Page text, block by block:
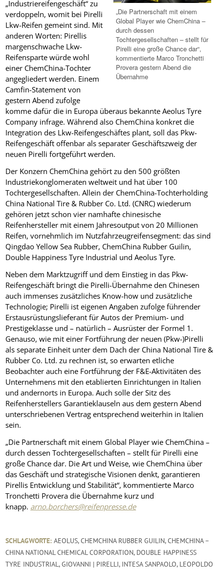
„Die Partnerschaft mit einem
Global Player wie ChemChina –
durch dessen
Tochtergesellschaften – stellt für
Pirelli eine große Chance dar“,
kommentierte Marco Tronchetti
Provera gestern Abend die
Übernahme
„Industriereifengeschäft“ zu
verdoppeln, womit bei Pirelli
Lkw-Reifen gemeint sind. Mit
anderen Worten: Pirellis
margenschwache Lkw-
Reifensparte würde wohl
einer ChemChina-Tochter
angegliedert werden. Einem
Camfin-Statement von
gestern Abend zufolge
komme dafür die in Europa überaus bekannte Aeolus Tyre
Company infrage. Während also ChemChina konkret die
Integration des Lkw-Reifengeschäftes plant, soll das Pkw-
Reifengeschäft offenbar als separater Geschäftszweig der
neuen Pirelli fortgeführt werden.
Der Konzern ChemChina gehört zu den 500 größten
Industriekonglomeraten weltweit und hat über 100
Tochtergesellschaften. Allein der ChemChina-Tochterholding
China National Tire & Rubber Co. Ltd. (CNRC) wiederum
gehören jetzt schon vier namhafte chinesische
Reifenhersteller mit einem Jahresoutput von 20 Millionen
Reifen, vornehmlich im Nutzfahrzeugreifensegment: das sind
Qingdao Yellow Sea Rubber, ChemChina Rubber Guilin,
Double Happiness Tyre Industrial und Aeolus Tyre.
Neben dem Marktzugriff und dem Einstieg in das Pkw-
Reifengeschäft bringt die Pirelli-Übernahme den Chinesen
auch immenses zusätzliches Know-how und zusätzliche
Technologie; Pirelli ist eigenen Angaben zufolge führender
Erstausrüstungslieferant für Autos der Premium- und
Prestigeklasse und – natürlich – Ausrüster der Formel 1.
Genauso, wie mit einer Fortführung der neuen (Pkw-)Pirelli
als separate Einheit unter dem Dach der China National Tire &
Rubber Co. Ltd. zu rechnen ist, so erwarten etliche
Beobachter auch eine Fortführung der F&E-Aktivitäten des
Unternehmens mit den etablierten Einrichtungen in Italien
und andernorts in Europa. Auch solle der Sitz des
Reifenherstellers Garantieklauseln aus dem gestern Abend
unterschriebenen Vertrag entsprechend weiterhin in Italien
sein.
„Die Partnerschaft mit einem Global Player wie ChemChina –
durch dessen Tochtergesellschaften – stellt für Pirelli eine
große Chance dar. Die Art und Weise, wie ChemChina über
das Geschäft und strategische Visionen denkt, garantieren
Pirellis Entwicklung und Stabilität“, kommentierte Marco
Tronchetti Provera die Übernahme kurz und
knapp. arno.borchers@reifenpresse.de
SCHLAGWORTE: AEOLUS,CHEMCHINA RUBBER GUILIN,CHEMCHINA –
CHINA NATIONAL CHEMICAL CORPORATION, DOUBLE HAPPINESS
TYRE INDUSTRIAL,GIOVANNI | PIRELLI, INTESA SANPAOLO, LEOPOLDO